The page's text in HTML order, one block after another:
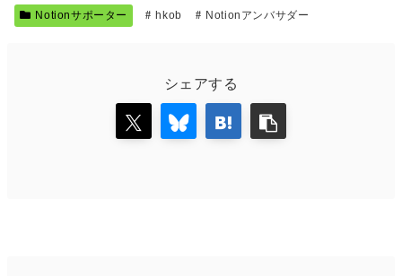
Notionサポーター hkob Notionアンバサダー
シェアする